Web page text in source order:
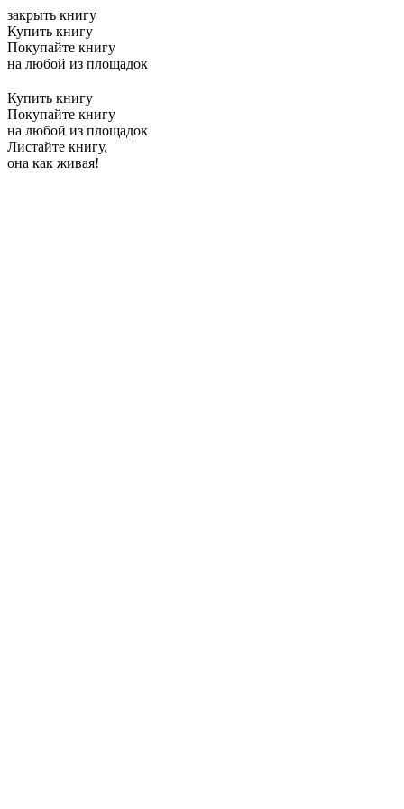
закрыть книгу
Купить книгу
Покупайте книгу
на любой из площадок
Купить книгу
Покупайте книгу
на любой из площадок
Листайте книгу,
она как живая!